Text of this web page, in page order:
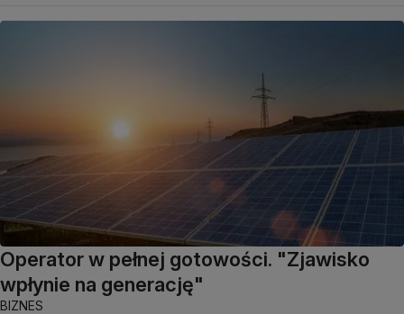
Operator w pełnej gotowości. "Zjawisko
wpłynie na generację"
BIZNES